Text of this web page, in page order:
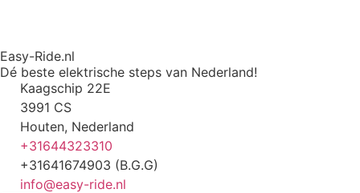
Easy-Ride.nl
Dé beste elektrische steps van Nederland!
Kaagschip 22E
3991 CS
Houten, Nederland
+31644323310
+31641674903 (B.G.G)
info@easy-ride.nl